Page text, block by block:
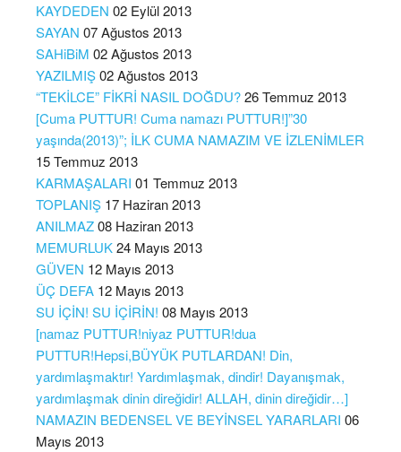
KAYDEDEN 02 Eylül 2013
SAYAN 07 Ağustos 2013
SAHiBiM 02 Ağustos 2013
YAZILMIŞ02 Ağustos 2013
“TEKİLCE” FİKRİ NASIL DOĞDU?26 Temmuz 2013
[Cuma PUTTUR! Cuma namazı PUTTUR!]”30
yaşında(2013)”; İLK CUMA NAMAZIM VE İZLENİMLER
15 Temmuz 2013
KARMAŞALARI 01 Temmuz 2013
TOPLANIŞ 17 Haziran 2013
ANILMAZ08 Haziran 2013
MEMURLUK24 Mayıs 2013
GÜVEN 12 Mayıs 2013
ÜÇ DEFA 12 Mayıs 2013
SU İÇİN! SU İÇİRİN! 08 Mayıs 2013
[namaz PUTTUR!niyaz PUTTUR!dua
PUTTUR!Hepsi,BÜYÜK PUTLARDAN! Din,
yardımlaşmaktır! Yardımlaşmak, dindir! Dayanışmak,
yardımlaşmak dinin direğidir! ALLAH, dinin direğidir…]
NAMAZIN BEDENSEL VE BEYİNSEL YARARLARI 06
Mayıs 2013